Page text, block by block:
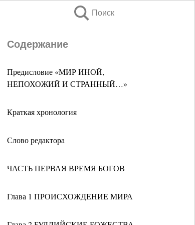
Поиск
Содержание
Предисловие «МИР ИНОЙ,
НЕПОХОЖИЙ И СТРАННЫЙ…»
Краткая хронология
Слово редактора
ЧАСТЬ ПЕРВАЯ ВРЕМЯ БОГОВ
Глава 1 ПРОИСХОЖДЕНИЕ МИРА